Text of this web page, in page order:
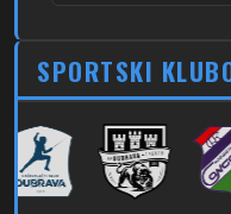
230 Dubrava –
232 Dubrava – Jazbina
269 Borongaj – Ses.
SPORTSKI